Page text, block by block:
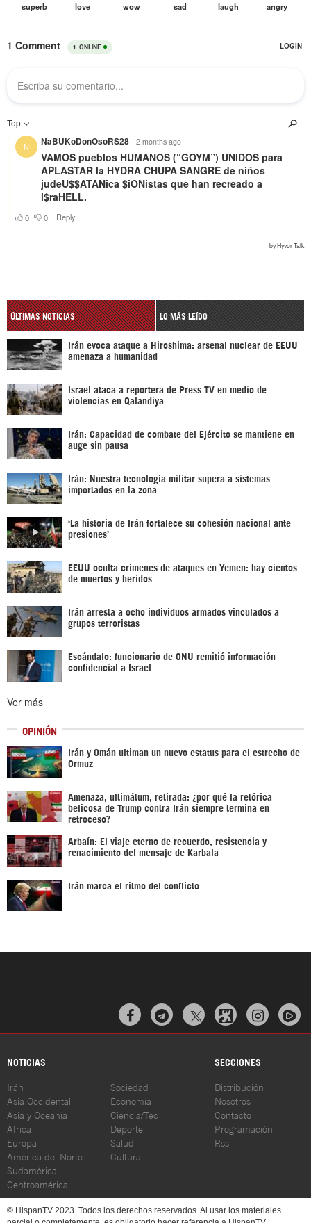
ÚLTIMAS NOTICIAS LO MÁS LEÍDO
Irán evoca ataque a Hiroshima: arsenal nuclear de EEUU
amenaza a humanidad
Israel ataca a reportera de Press TV en medio de
violencias en Qalandiya
Irán: Capacidad de combate del Ejército se mantiene en
auge sin pausa
Irán: Nuestra tecnología militar supera a sistemas
importados en la zona
‘La historia de Irán fortalece su cohesión nacional ante
presiones’
EEUU oculta crímenes de ataques en Yemen: hay cientos
de muertos y heridos
Irán arresta a ocho individuos armados vinculados a
grupos terroristas
Escándalo: funcionario de ONU remitió información
confidencial a Israel
Ver más
OPINIÓN
Irán y Omán ultiman un nuevo estatus para el estrecho de
Ormuz
Amenaza, ultimátum, retirada: ¿por qué la retórica
belicosa de Trump contra Irán siempre termina en
retroceso?
Arbaín: El viaje eterno de recuerdo, resistencia y
renacimiento del mensaje de Karbala
Irán marca el ritmo del conflicto
  
NOTICIAS SECCIONES
Irán
Asia Occidental
Asia y Oceanía
África
Europa
América del Norte
Sudamérica
Centroamérica
Sociedad
Economía
Ciencia/Tec
Deporte
Salud
Cultura
Distribución
Nosotros
Contacto
Programación
Rss
© HispanTV 2023. Todos los derechos reservados. Al usar los materiales